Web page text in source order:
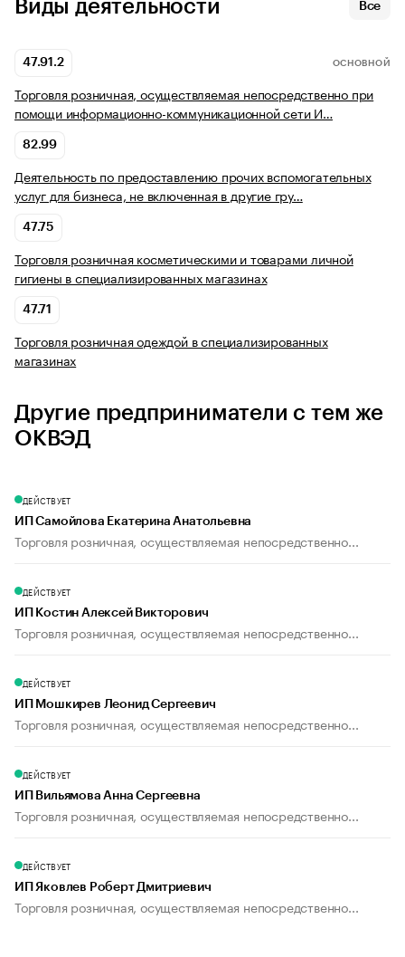
Виды деятельности Все
47.91.2 ОСНОВНОЙ
Торговля розничная, осуществляемая непосредственно при
помощи информационно-коммуникационной сети И…
82.99
Деятельность по предоставлению прочих вспомогательных
услуг для бизнеса, не включенная в другие гру…
47.75
Торговля розничная косметическими и товарами личной
гигиены в специализированных магазинах
47.71
Торговля розничная одеждой в специализированных
магазинах
Другие предприниматели с тем же
ОКВЭД
ДЕЙСТВУЕТ
ИП Самойлова Екатерина Анатольевна
Торговля розничная, осуществляемая непосредственно...
ДЕЙСТВУЕТ
ИП Костин Алексей Викторович
Торговля розничная, осуществляемая непосредственно...
ДЕЙСТВУЕТ
ИП Мошкирев Леонид Сергеевич
Торговля розничная, осуществляемая непосредственно...
ДЕЙСТВУЕТ
ИП Вильямова Анна Сергеевна
Торговля розничная, осуществляемая непосредственно...
ДЕЙСТВУЕТ
ИП Яковлев Роберт Дмитриевич
Торговля розничная, осуществляемая непосредственно...